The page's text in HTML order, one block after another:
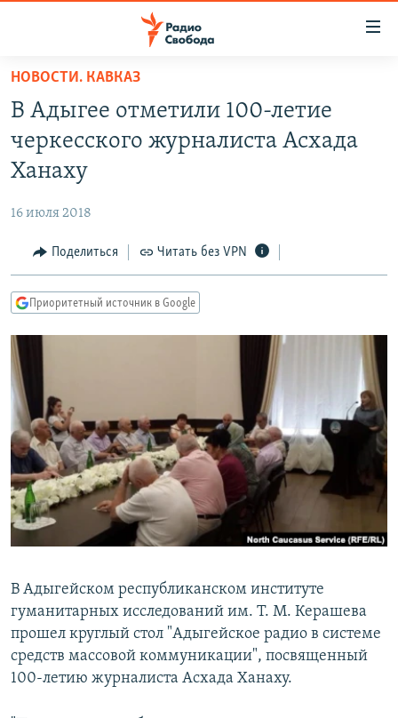
упрощенного
доступа
основному
Вернутся
Вернутся
поиску
ПОДКАСТЫ
АВТОРСКИЕ ПРОЕКТЫ
МНЕНИЯ
КУЛЬТУРА
КАВКАЗ.РЕАЛИИ
СЕВЕР.РЕАЛИИ
СИБИРЬ.РЕАЛИИ
РАСПИСАНИЕ ВЕЩАНИЯ
ПОДПИШИТЕСЬ НА РАССЫЛКУ
СОЦИАЛЬНЫЕ СЕТИ
Все сайты РСЕ/РС
НОВОСТИ. КАВКАЗ
В Адыгее отметили 100-летие
черкесского журналиста Асхада
Ханаху
16 июля 2018
Поделиться Читать без VPN
Приоритетный источник в Google
В Адыгейском республиканском институте
гуманитарных исследований им. Т. М. Керашева
прошел круглый стол "Адыгейское радио в системе
средств массовой коммуникации", посвященный
100-летию журналиста Асхада Ханаху.